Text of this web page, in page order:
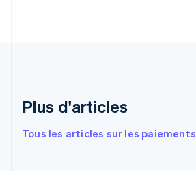
Plus d'articles
Tous les articles sur les paiements
Espagne
Estonie